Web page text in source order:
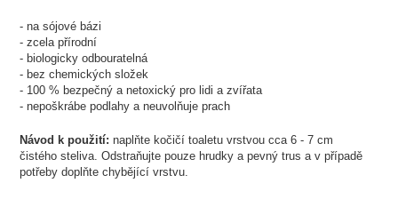
- na sójové bázi
- zcela přírodní
- biologicky odbouratelná
- bez chemických složek
- 100 % bezpečný a netoxický pro lidi a zvířata
- nepoškrábe podlahy a neuvolňuje prach
Návod k použití: naplňte kočičí toaletu vrstvou cca 6 - 7 cm
čistého steliva. Odstraňujte pouze hrudky a pevný trus a v případě
potřeby doplňte chybějící vrstvu.